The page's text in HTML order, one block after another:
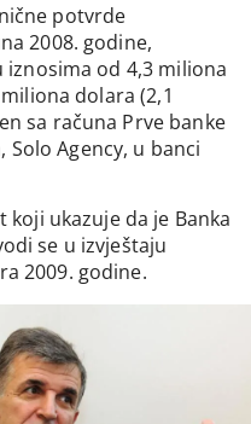
potvrde
2008. godine,
iznosima od 4,3 miliona
dolara (2,1
sa računa Prve banke
Agency, u banci
ukazuje da je Banka
se u izvještaju
2009. godine.